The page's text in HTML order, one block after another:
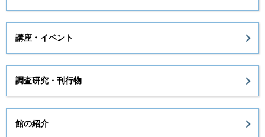
講座・イベント
調査研究・刊行物
館の紹介